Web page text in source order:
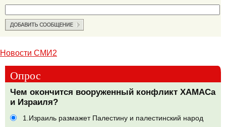
Новости СМИ2
Опрос
Чем окончится вооруженный конфликт ХАМАСа
и Израиля?
1.Израиль размажет Палестину и палестинский народ